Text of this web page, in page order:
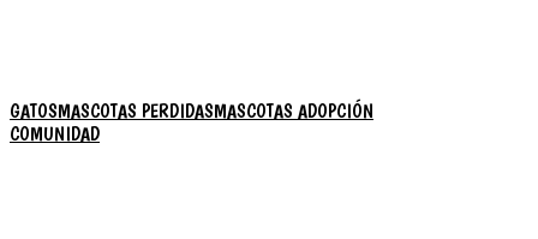
GATOSMASCOTAS PERDIDASMASCOTAS ADOPCIÓN
COMUNIDAD